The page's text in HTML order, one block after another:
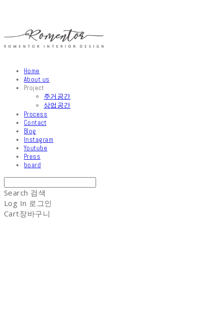
Home
About us
Project
주거공간
상업공간
Process
Contact
Blog
Instagram
Youtube
Press
board
Search 검색
Log In 로그인
Cart장바구니